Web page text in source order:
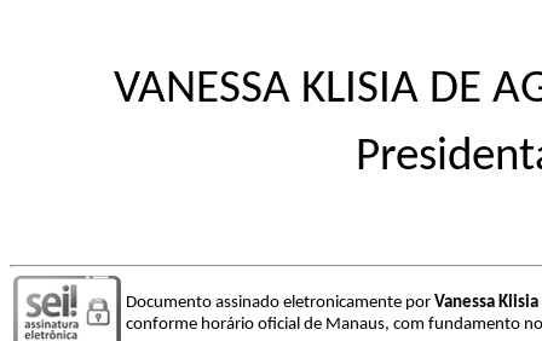
VANESSA KLISIA DE
Documento assinado eletronicamente por Vanessa
conforme horário oficial de Manaus, com fundamento